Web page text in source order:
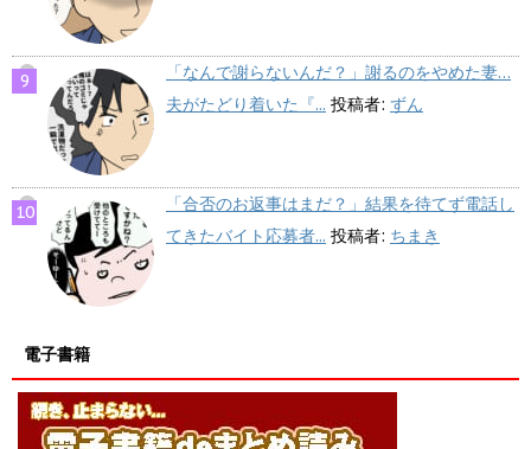
「なんで謝らないんだ？」謝るのをやめた妻…
夫がたどり着いた『... 投稿者: ずん
「合否のお返事はまだ？」結果を待てず電話し
てきたバイト応募者... 投稿者: ちまき
電子書籍